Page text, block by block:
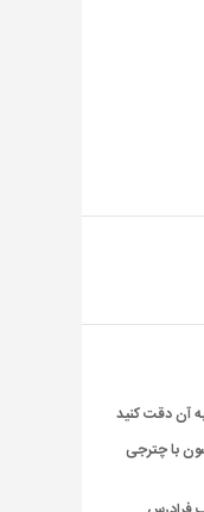
آن دقت کنید
با چترجی